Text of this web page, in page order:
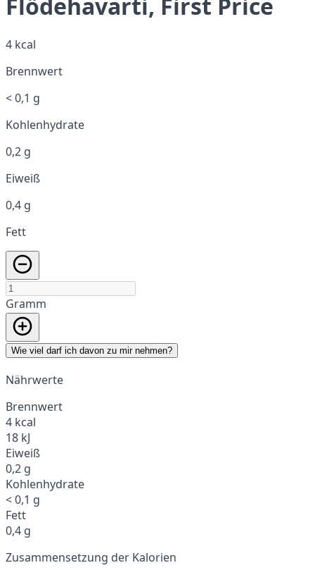
Flödehavarti, First Price
4 kcal
Brennwert
< 0,1 g
Kohlenhydrate
0,2 g
Eiweiß
0,4 g
Fett
Gramm
Wie viel darf ich davon zu mir nehmen?
Nährwerte
Brennwert
4 kcal
18 kJ
Eiweiß
0,2 g
Kohlenhydrate
< 0,1 g
Fett
0,4 g
Zusammensetzung der Kalorien